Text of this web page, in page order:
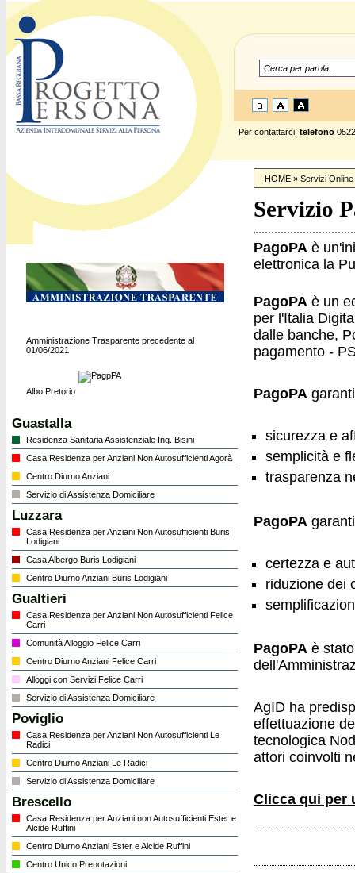
Per contattarci: telefono
Amministrazione Trasparente precedente al
01/06/2021
Albo Pretorio
Guastalla
Residenza Sanitaria Assistenziale Ing. Bisini
Casa Residenza per Anziani Non Autosufficienti Agorà
Centro Diurno Anziani
Servizio di Assistenza Domiciliare
Luzzara
Casa Residenza per Anziani Non Autosufficienti Buris
Lodigiani
Casa Albergo Buris Lodigiani
Centro Diurno Anziani Buris Lodigiani
Gualtieri
Casa Residenza per Anziani Non Autosufficienti Felice
Carri
Comunità Alloggio Felice Carri
Centro Diurno Anziani Felice Carri
Alloggi con Servizi Felice Carri
Servizio di Assistenza Domiciliare
Poviglio
Casa Residenza per Anziani Non Autosufficienti Le
Radici
Centro Diurno Anziani Le Radici
Servizio di Assistenza Domiciliare
Brescello
Casa Residenza per Anziani non Autosufficienti Ester e
Alcide Ruffini
Centro Diurno Anziani Ester e Alcide Ruffini
Centro Unico Prenotazioni
HOME» Servizi
Servizio
PagoPA è
elettronica la
PagoPAè un
per l'Italia
dalle banche,
pagamento -
PagoPA
sicurezza e
semplicità e
trasparenza
PagoPA
certezza e
riduzione dei
PagoPAè stato
AgID ha
effettuazione
tecnologica
attori coinvolti
Clicca qui per